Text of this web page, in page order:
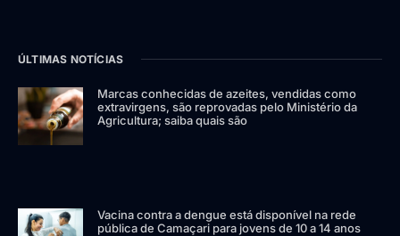
ÚLTIMAS NOTÍCIAS
Marcas conhecidas de azeites, vendidas como
extravirgens, são reprovadas pelo Ministério da
Agricultura; saiba quais são
Vacina contra a dengue está disponível na rede
pública de Camaçari para jovens de 10 a 14 anos